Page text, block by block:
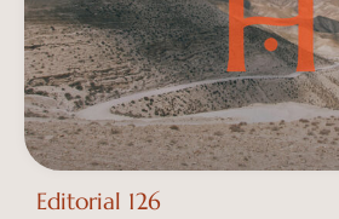
Editorial 126